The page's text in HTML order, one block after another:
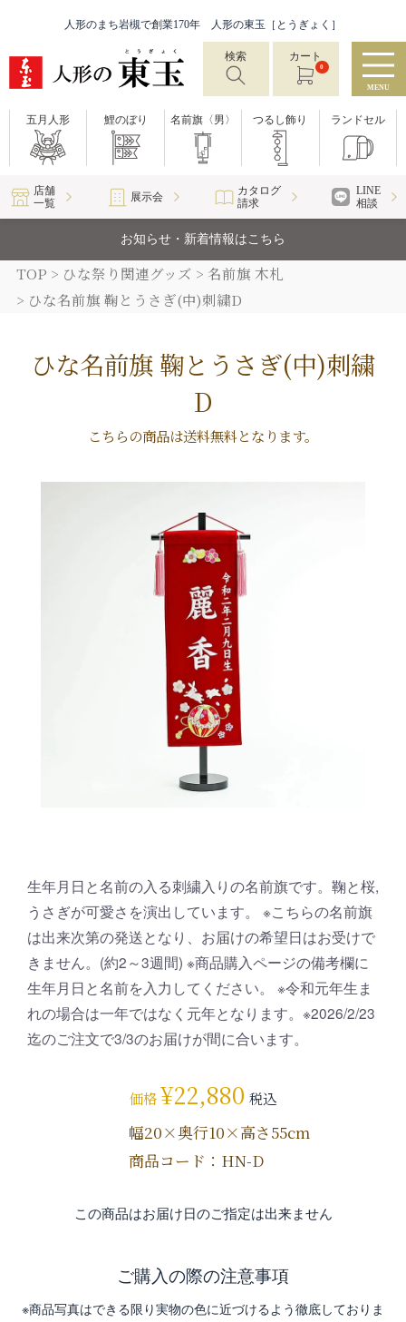
人形のまち岩槻で創業170年 人形の東玉［とうぎょく］
検索 カート
0
MENU
五月人形 鯉のぼり 名前旗〈男〉 つるし飾り ランドセル
店舗
一覧
展示会
カタログ
請求
LINE
相談
お知らせ・新着情報はこちら
TOP ひな祭り関連グッズ
名前旗 木札
ひな名前旗 鞠とうさぎ(中)刺繍D
ひな名前旗 鞠とうさぎ(中)刺繍
D
こちらの商品は送料無料となります。
生年月日と名前の入る刺繍入りの名前旗です。鞠と桜,
うさぎが可愛さを演出しています。 ※こちらの名前旗
は出来次第の発送となり、お届けの希望日はお受けで
きません。(約2～3週間) ※商品購入ページの備考欄に
生年月日と名前を入力してください。 ※令和元年生ま
れの場合は一年ではなく元年となります。※2026/2/23
迄のご注文で3/3のお届けが間に合います。
価格 ¥22,880 税込
幅20×奥行10×高さ55cm
商品コード：HN-D
この商品はお届け日のご指定は出来ません
ご購入の際の注意事項
※商品写真はできる限り実物の色に近づけるよう徹底しておりま